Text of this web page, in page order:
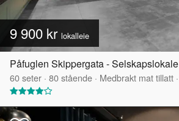
9 900 kr lokalleie
Påfuglen Skippergata - Selskapslokale
60seter · 80stående · Medbrakt mat tillatt ·